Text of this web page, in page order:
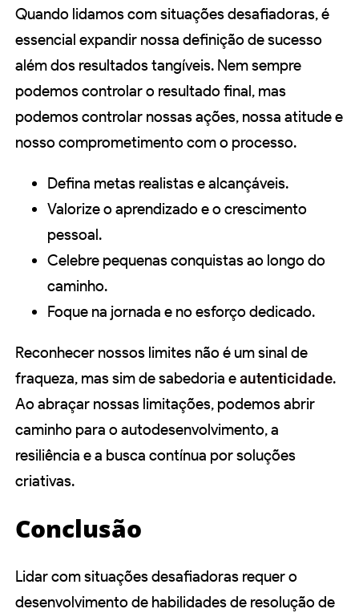
Quando lidamos com situações desafiadoras, é
essencial expandir nossa definição de sucesso
além dos resultados tangíveis. Nem sempre
podemos controlar o resultado final, mas
podemos controlar nossas ações, nossa atitude e
nosso comprometimento com o processo.
Defina metas realistas e alcançáveis.
Valorize o aprendizado e o crescimento
pessoal.
Celebre pequenas conquistas ao longo do
caminho.
Foque na jornada e no esforço dedicado.
Reconhecer nossos limites não é um sinal de
fraqueza, mas sim de sabedoria eautenticidade.
Ao abraçar nossas limitações, podemos abrir
caminho para o autodesenvolvimento, a
resiliência e a busca contínua por soluções
criativas.
Conclusão
Lidar com situações desafiadoras requer o
desenvolvimento de habilidades de resolução de